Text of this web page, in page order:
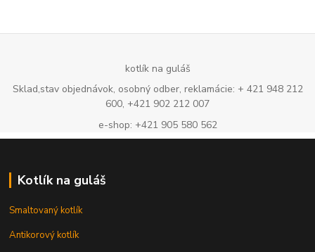
kotlík na guláš
Sklad,stav objednávok, osobný odber, reklamácie: + 421 948 212
600, +421 902 212 007
e-shop: +421 905 580 562
Kotlík na guláš
Smaltovaný kotlík
Antikorový kotlík